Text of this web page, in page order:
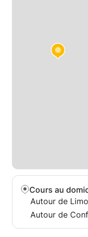
Cours au
Autour de
Autour de